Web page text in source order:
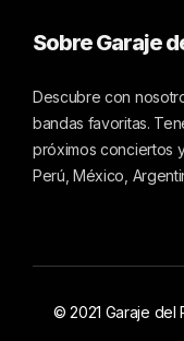
Sobre Garaje
Descubre con
bandas favoritas.
próximos conciertos
Perú, México,
© 2021 Garaje del